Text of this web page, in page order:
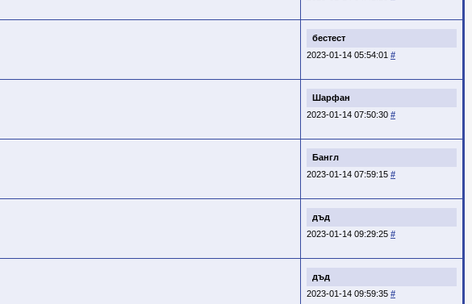
бестест
2023-01-14 05:54:01 #
Шарфан
2023-01-14 07:50:30 #
Бангл
2023-01-14 07:59:15 #
дъд
2023-01-14 09:29:25 #
дъд
2023-01-14 09:59:35 #